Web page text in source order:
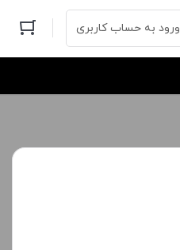
ورود به حساب کاربری